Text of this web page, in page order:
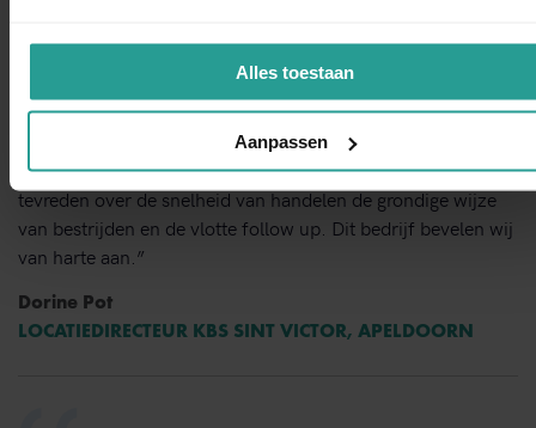
Alles toestaan
Aanpassen
“Kinnef Plaagdiermanagement heeft bij ons op en adequate
manier de ongedierte bestrijding uitgevoerd. Wij zijn zeer
tevreden over de snelheid van handelen de grondige wijze
van bestrijden en de vlotte follow up. Dit bedrijf bevelen wij
van harte aan.”
Dorine Pot
LOCATIEDIRECTEUR KBS SINT VICTOR, APELDOORN